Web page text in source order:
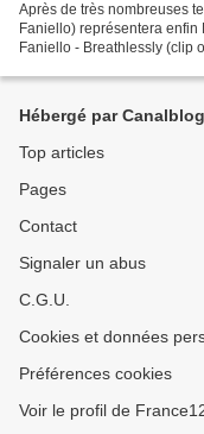
Après de très nombreuses
Faniello) représentera
Faniello - Breathlessly (clip
Hébergé par Canalblog
Top articles
Pages
Contact
Signaler un abus
C.G.U.
Cookies et données
Préférences cookies
Voir le profil de